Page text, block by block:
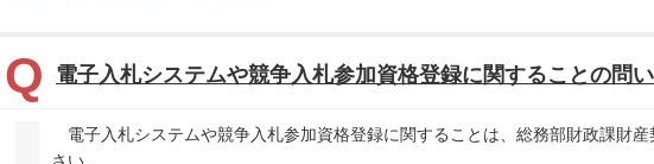
電子入札システムや競争入札参加資格登録に関することの問
電子入札システムや競争入札参加資格登録に関することは、総務部財政課財